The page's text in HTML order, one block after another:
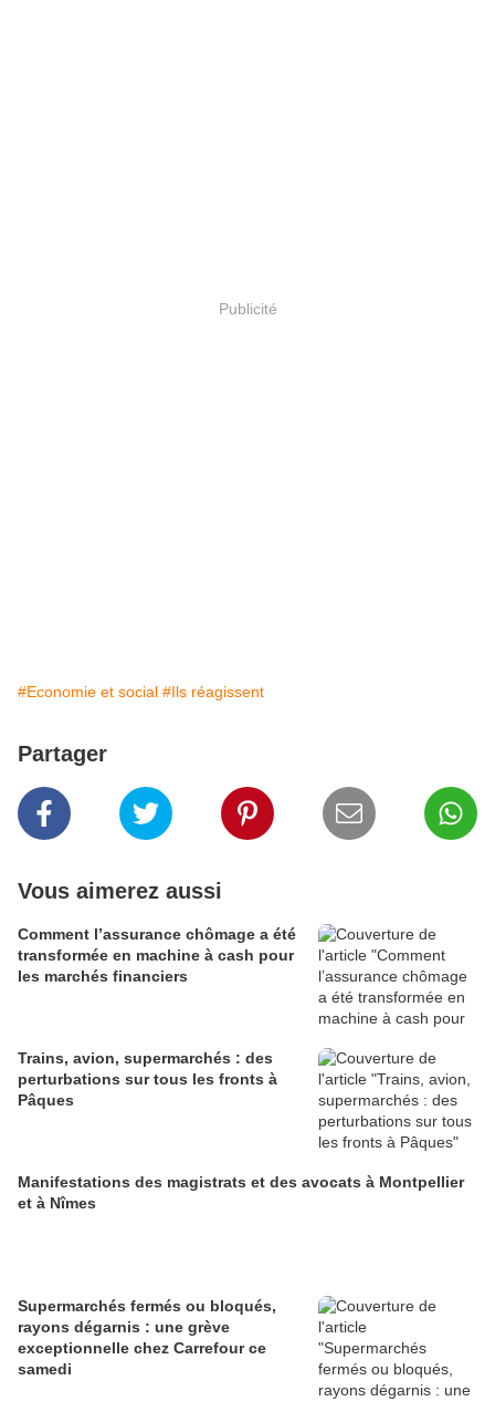
Publicité
#Economie et social #Ils réagissent
Partager
Vous aimerez aussi
Comment l’assurance chômage a été
transformée en machine à cash pour
les marchés financiers
Trains, avion, supermarchés : des
perturbations sur tous les fronts à
Pâques
Manifestations des magistrats et des avocats à Montpellier
et à Nîmes
Supermarchés fermés ou bloqués,
rayons dégarnis : une grève
exceptionnelle chez Carrefour ce
samedi